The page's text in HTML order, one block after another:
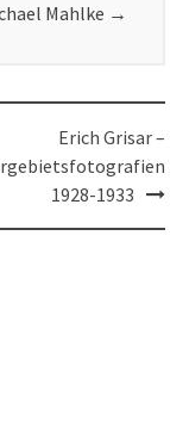
Mahlke →
Erich Grisar –
1928-1933